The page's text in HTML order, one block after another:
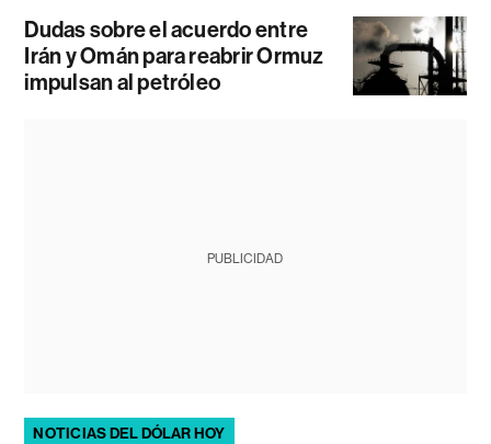
Dudas sobre el acuerdo entre
Irán y Omán para reabrir Ormuz
impulsan al petróleo
PUBLICIDAD
NOTICIAS DEL DÓLAR HOY